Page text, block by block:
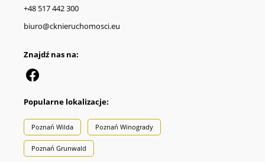
+48 517 442 300
biuro@cknieruchomosci.eu
Znajdź nas na:
Popularne lokalizacje:
Poznań Wilda Poznań Winogrady
Poznań Grunwald